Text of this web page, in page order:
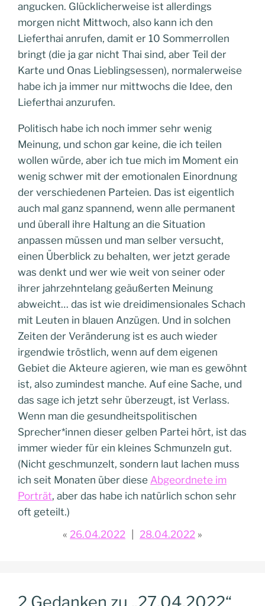
angucken. Glücklicherweise ist allerdings
morgen nicht Mittwoch, also kann ich den
Lieferthai anrufen, damit er 10 Sommerrollen
bringt (die ja gar nicht Thai sind, aber Teil der
Karte und Onas Lieblingsessen), normalerweise
habe ich ja immer nur mittwochs die Idee, den
Lieferthai anzurufen.
Politisch habe ich noch immer sehr wenig
Meinung, und schon gar keine, die ich teilen
wollen würde, aber ich tue mich im Moment ein
wenig schwer mit der emotionalen Einordnung
der verschiedenen Parteien. Das ist eigentlich
auch mal ganz spannend, wenn alle permanent
und überall ihre Haltung an die Situation
anpassen müssen und man selber versucht,
einen Überblick zu behalten, wer jetzt gerade
was denkt und wer wie weit von seiner oder
ihrer jahrzehntelang geäußerten Meinung
abweicht… das ist wie dreidimensionales Schach
mit Leuten in blauen Anzügen. Und in solchen
Zeiten der Veränderung ist es auch wieder
irgendwie tröstlich, wenn auf dem eigenen
Gebiet die Akteure agieren, wie man es gewöhnt
ist, also zumindest manche. Auf eine Sache, und
das sage ich jetzt sehr überzeugt, ist Verlass.
Wenn man die gesundheitspolitischen
Sprecher*innen dieser gelben Partei hört, ist das
immer wieder für ein kleines Schmunzeln gut.
(Nicht geschmunzelt, sondern laut lachen muss
ich seit Monaten über diese Abgeordnete im
Porträt, aber das habe ich natürlich schon sehr
oft geteilt.)
26.04.2022
28.04.2022
2 Gedanken zu „27.04.2022“